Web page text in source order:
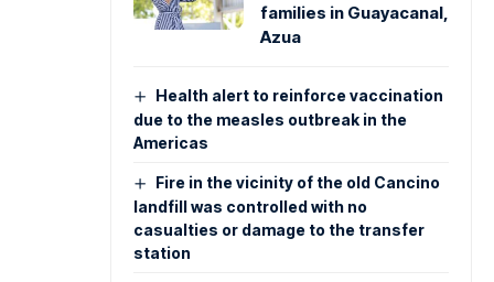
families in Guayacanal,
Azua
Health alert to reinforce vaccination
due to the measles outbreak in the
Americas
Fire in the vicinity of the old Cancino
landfill was controlled with no
casualties or damage to the transfer
station